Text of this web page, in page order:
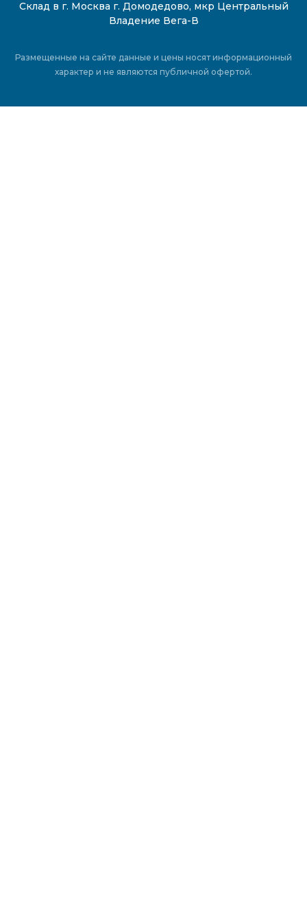
Склад в г. Москва г. Домодедово, мкр Центральный
Владение Вега-В
Размещенные на сайте данные и цены носят информационный
характер и не являются публичной офертой.